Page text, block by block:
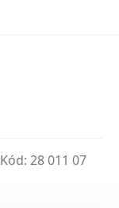
Kód: 28 011 07